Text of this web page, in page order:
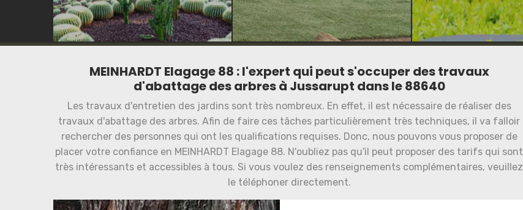
MEINHARDT Elagage 88 : l'expert qui peut s'occuper des travaux
d'abattage des arbres à Jussarupt dans le 88640
Les travaux d'entretien des jardins sont très nombreux. En effet, il est nécessaire de réaliser des
travaux d'abattage des arbres. Afin de faire ces tâches particulièrement très techniques, il va falloir
rechercher des personnes qui ont les qualifications requises. Donc, nous pouvons vous proposer de
placer votre confiance en MEINHARDT Elagage 88. N'oubliez pas qu'il peut proposer des tarifs qui sont
très intéressants et accessibles à tous. Si vous voulez des renseignements complémentaires, veuillez
le téléphoner directement.